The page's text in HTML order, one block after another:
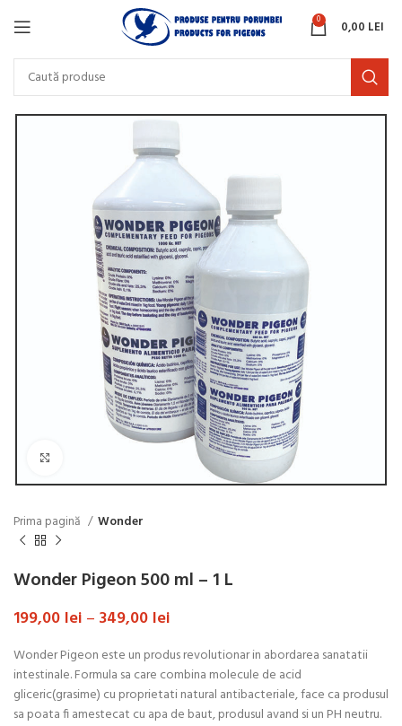
0 0,00 LEI
Prima pagină Wonder
Wonder Pigeon 500 ml – 1 L
199,00 lei – 349,00 lei
Wonder Pigeon este un produs revolutionar in abordarea sanatatii
intestinale. Formula sa care combina molecule de acid
gliceric(grasime) cu proprietati natural antibacteriale, face ca produsul
sa poata fi amestecat cu apa de baut, produsul avand si un PH neutru.